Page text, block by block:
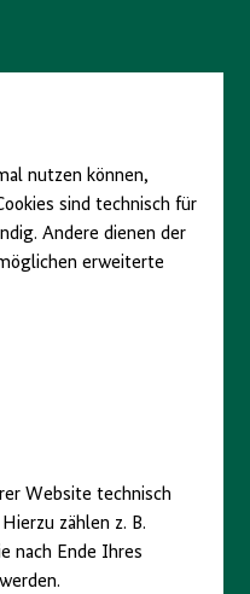
nutzen können,
sind technisch für
Andere dienen der
erweiterte
Website technisch
zählen z. B.
nach Ende Ihres